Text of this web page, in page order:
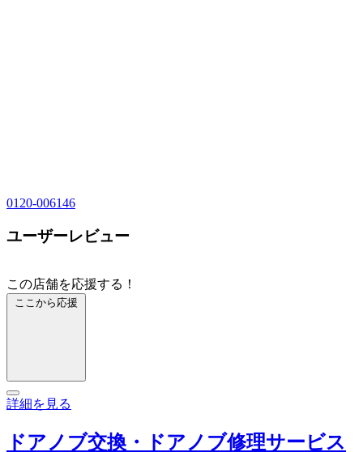
0120-006146
ユーザーレビュー
この店舗を応援する！
ここから応援
詳細を見る
ドアノブ交換・ドアノブ修理サービス